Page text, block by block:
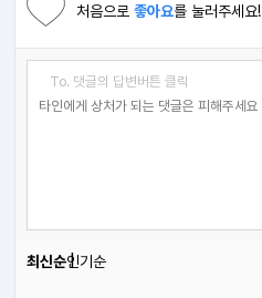
처음으로좋아요를 눌러주세요!
To. 댓글의 답변버튼 클릭
최신순인기순